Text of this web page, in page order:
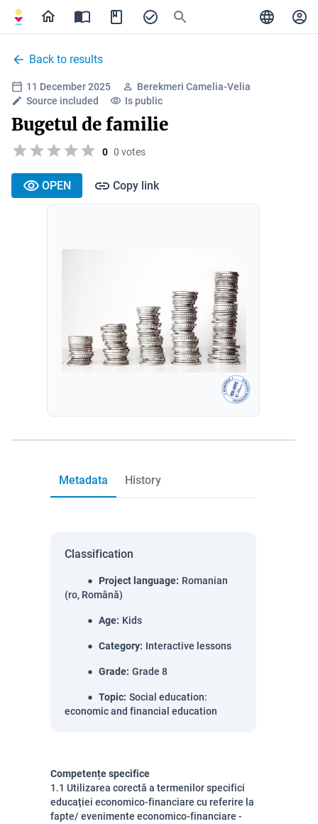
Back to results
11 December 2025
Berekmeri Camelia-Velia
Source included
Is public
Bugetul de familie
0 0 votes
OPEN Copy link
Metadata History
Classification
Project language: Romanian
(ro, Română)
Age: Kids
Category: Interactive lessons
Grade: Grade 8
Topic: Social education:
economic and financial education
Competențe specifice
1.1 Utilizarea corectă a termenilor specifici
educației economico-financiare cu referire la
fapte/ evenimente economico-financiare -